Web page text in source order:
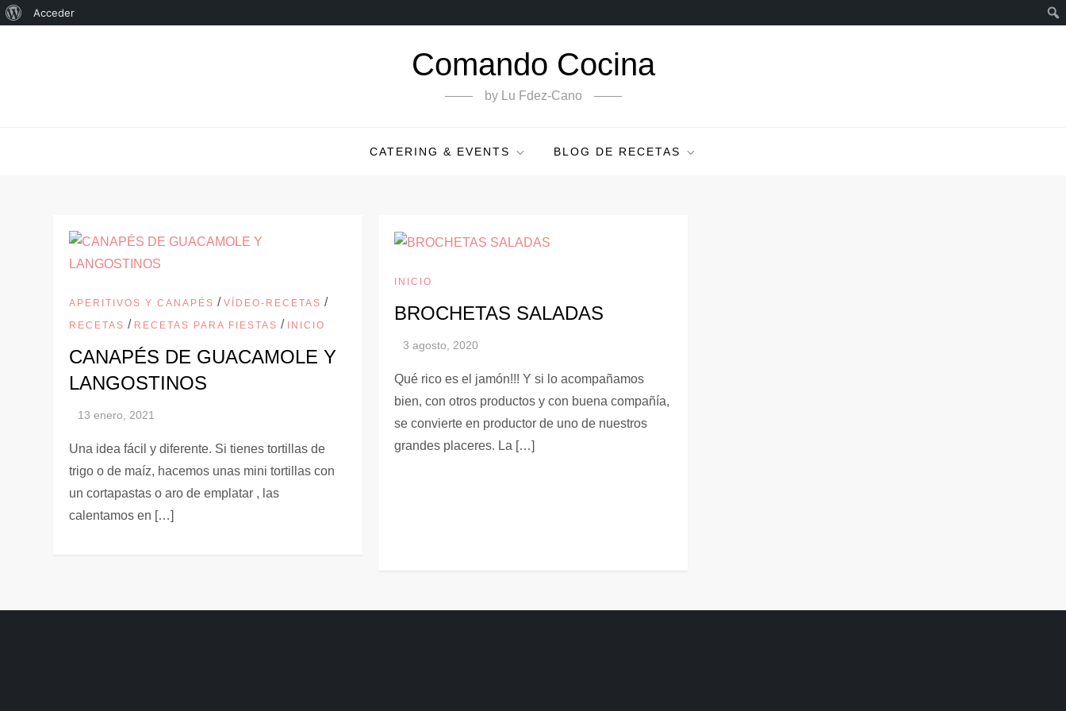
Acerca
Acceder
Comando Cocina
by Lu Fdez-Cano
CATERING & EVENTS BLOG DE RECETAS
APERITIVOS Y CANAPÉS /VÍDEO-RECETAS /
RECETAS / RECETAS PARA FIESTAS / INICIO
CANAPÉS DE GUACAMOLE Y
LANGOSTINOS
Una idea fácil y diferente. Si tienes tortillas de
trigo o de maíz, hacemos unas mini tortillas con
un cortapastas o aro de emplatar , las
calentamos en […]
INICIO
BROCHETAS SALADAS
Qué rico es el jamón!!! Y si lo acompañamos
bien, con otros productos y con buena compañía,
se convierte en productor de uno de nuestros
grandes placeres. La […]